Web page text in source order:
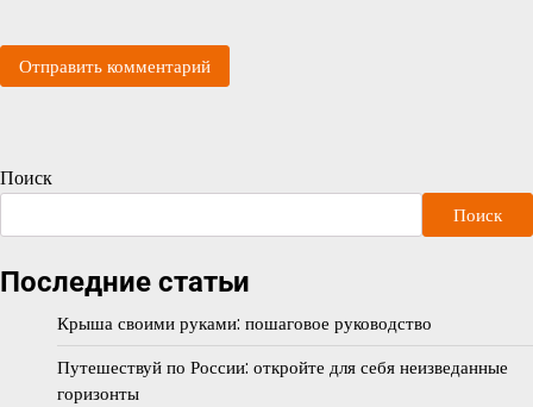
Поиск
Поиск
Последние статьи
Крыша своими руками: пошаговое руководство
Путешествуй по России: откройте для себя неизведанные
горизонты